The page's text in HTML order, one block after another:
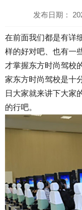
发布日期：
在前面我们都是有详
样的好对吧、也有一
才掌握东方时尚驾校
家东方时尚驾校是十
日大家就来讲下大家
的行吧。